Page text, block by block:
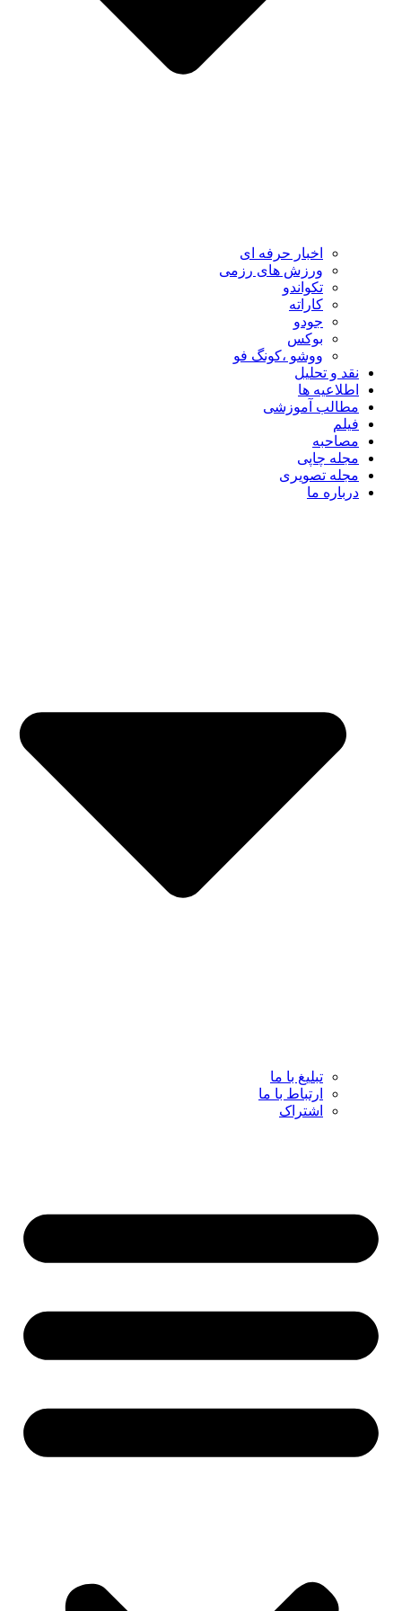
اخبار حرفه ای
ورزش های رزمی
تکواندو
کاراته
جودو
بوکس
ووشو ،کونگ فو
نقد و تحلیل
اطلاعیه ها
مطالب آموزشی
فیلم
مصاحبه
مجله چاپی
مجله تصویری
درباره ما
تبلیغ با ما
ارتباط با ما
اشتراک